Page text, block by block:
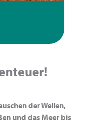
der Wellen,
und das Meer bis